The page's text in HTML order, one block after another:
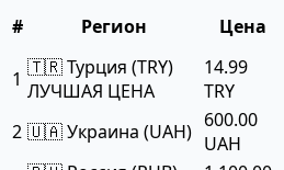
#
Регион Цена
1 🇹🇷 Турция (TRY)
ЛУЧШАЯ ЦЕНА
14.99
TRY
2 🇺🇦 Украина (UAH) 600.00
UAH